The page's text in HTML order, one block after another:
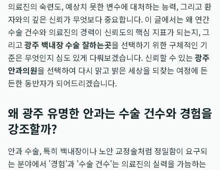
의료진의 숙련도, 예상치 못한 변수에 대처하는 능력, 그리고 환
자와의 깊은 신뢰가 무엇보다 중요합니다. 이 글에서는 왜 연간
수술 건수와 의료진의 경력이 신뢰도의 핵심 지표가 되는지, 그
리고광주 백내장 수술 잘하는곳을 선택하기 위한 구체적인 기
준은 무엇인지 심도 있게 다뤄보겠습니다. 신뢰할 수 있는광주
안과의원을 선택하여 다시 맑고 밝은 세상을 되찾는 여정에 든
든한 동반자가 되어드리겠습니다.
왜 광주 유명한 안과는 수술 건수와 경험을
강조할까?
안과 수술, 특히 백내장이나 노안 교정술처럼 정밀함이 요구되
는 분야에서 '경험'과 '수술 건수'는 의료진의 실력을 가늠하는